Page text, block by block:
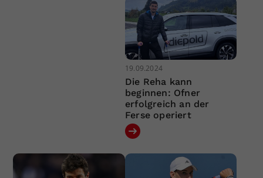
19.09.2024
Die Reha kann
beginnen: Ofner
erfolgreich an der
Ferse operiert